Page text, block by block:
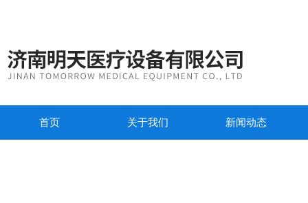
首页 关于我们 新闻动态